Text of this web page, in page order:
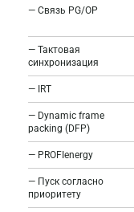
— Связь PG/OP
— Тактовая
синхронизация
— IRT
— Dynamic frame
packing (DFP)
— PROFIenergy
— Пуск согласно
приоритету